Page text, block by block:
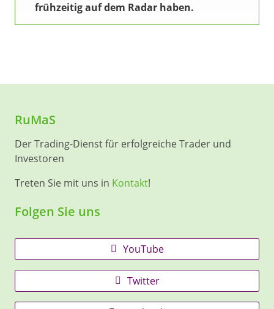
frühzeitig auf dem Radar haben.
RuMaS
Der Trading-Dienst für erfolgreiche Trader und
Investoren
Treten Sie mit uns in Kontakt!
Folgen Sie uns
YouTube
Twitter